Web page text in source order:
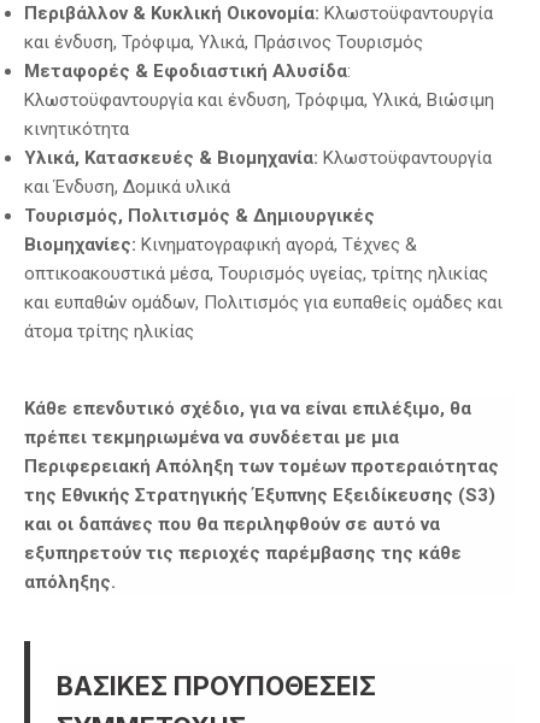
Περιβάλλον & Κυκλική Οικονομία: Κλωστοϋφαντουργία
και ένδυση, Τρόφιμα, Υλικά, Πράσινος Τουρισμός
Μεταφορές & Εφοδιαστική Αλυσίδα:
Κλωστοϋφαντουργία και ένδυση, Τρόφιμα, Υλικά, Βιώσιμη
κινητικότητα
Υλικά, Κατασκευές & Βιομηχανία: Κλωστοϋφαντουργία
και Ένδυση, Δομικά υλικά
Τουρισμός, Πολιτισμός & Δημιουργικές
Βιομηχανίες: Κινηματογραφική αγορά, Τέχνες &
οπτικοακουστικά μέσα, Τουρισμός υγείας, τρίτης ηλικίας
και ευπαθών ομάδων, Πολιτισμός για ευπαθείς ομάδες και
άτομα τρίτης ηλικίας
Κάθε επενδυτικό σχέδιο, για να είναι επιλέξιμο, θα
πρέπει τεκμηριωμένα να συνδέεται με μια
Περιφερειακή Απόληξη των τομέων προτεραιότητας
της Εθνικής Στρατηγικής Έξυπνης Εξειδίκευσης (S3)
και οι δαπάνες που θα περιληφθούν σε αυτό να
εξυπηρετούν τις περιοχές παρέμβασης της κάθε
απόληξης.
ΒΑΣΙΚΕΣ ΠΡΟΥΠΟΘΕΣΕΙΣ